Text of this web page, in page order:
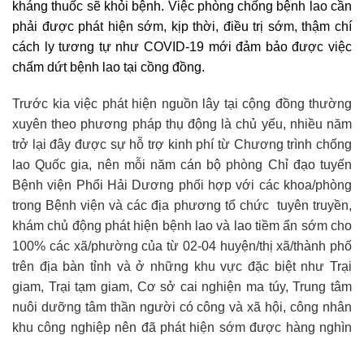
kháng thuốc sẽ khỏi bệnh. Việc phòng chống bệnh lao cần
phải được phát hiện sớm, kịp thời, điều trị sớm, thậm chí
cách ly tương tự như COVID-19 mới đảm bảo được việc
chấm dứt bệnh lao tại cồng đồng.
Trước kia việc phát hiện nguồn lây tại cộng đồng thường
xuyên theo phương pháp thụ động là chủ yếu, nhiều năm
trở lại đây được sự hỗ trợ kinh phí từ Chương trình chống
lao Quốc gia, nên mỗi năm cán bộ phòng Chỉ đạo tuyến
Bệnh viện Phổi Hải Dương phối hợp với các khoa/phòng
trong Bệnh viện và các địa phương tổ chức tuyên truyền,
khám chủ động phát hiện bệnh lao và lao tiềm ẩn sớm cho
100% các xã/phường của từ 02-04 huyện/thị xã/thành phố
trên địa bàn tỉnh và ở những khu vực đặc biệt như Trại
giam, Trại tạm giam, Cơ sở cai nghiện ma túy, Trung tâm
nuôi dưỡng tâm thần người có công và xã hội, công nhân
khu công nghiệp nên đã phát hiện sớm được hàng nghìn